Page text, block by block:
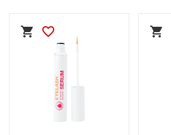
shopping_cart favorite_border shopping_cart